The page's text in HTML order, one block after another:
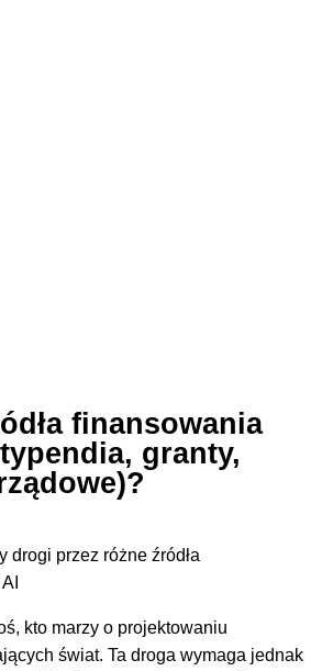
finansowania
granty,
kto marzy o projektowaniu
świat. Ta droga wymaga jednak